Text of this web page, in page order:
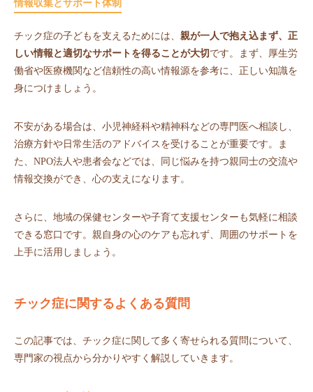
情報収集とサポート体制
チック症の子どもを支えるためには、 親が一人で抱え込まず、正
しい情報と適切なサポートを得ることが大切 です。まず、厚生労
働省や医療機関など信頼性の高い情報源を参考に、正しい知識を
身につけましょう。
不安がある場合は、小児神経科や精神科などの専門医へ相談し、
治療方針や日常生活のアドバイスを受けることが重要です。ま
た、NPO法人や患者会などでは、同じ悩みを持つ親同士の交流や
情報交換ができ、心の支えになります。
さらに、地域の保健センターや子育て支援センターも気軽に相談
できる窓口です。親自身の心のケアも忘れず、周囲のサポートを
上手に活用しましょう。
チック症に関するよくある質問
この記事では、チック症に関して多く寄せられる質問について、
専門家の視点から分かりやすく解説していきます。